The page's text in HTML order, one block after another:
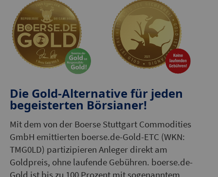
Die Gold-Alternative für jeden
begeisterten Börsianer!
Mit dem von der Boerse Stuttgart Commodities
GmbH emittierten boerse.de-Gold-ETC (WKN:
TMG0LD) partizipieren Anleger direkt am
Goldpreis, ohne laufende Gebühren. boerse.de-